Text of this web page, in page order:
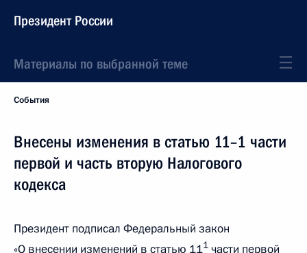
Президент России
Материалы по выбранной теме
События
Внесены изменения в статью 11–1 части
первой и часть вторую Налогового
кодекса
Президент подписал Федеральный закон
«О внесении изменений в статью 111 части первой